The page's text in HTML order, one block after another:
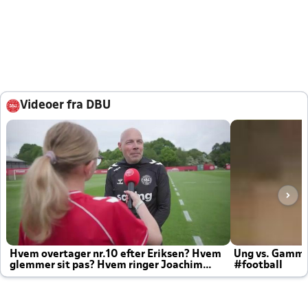
Videoer fra DBU
Hvem overtager nr.10 efter Eriksen? Hvem
glemmer sit pas? Hvem ringer Joachim
altid til efter kampe?
Ung vs.
#football